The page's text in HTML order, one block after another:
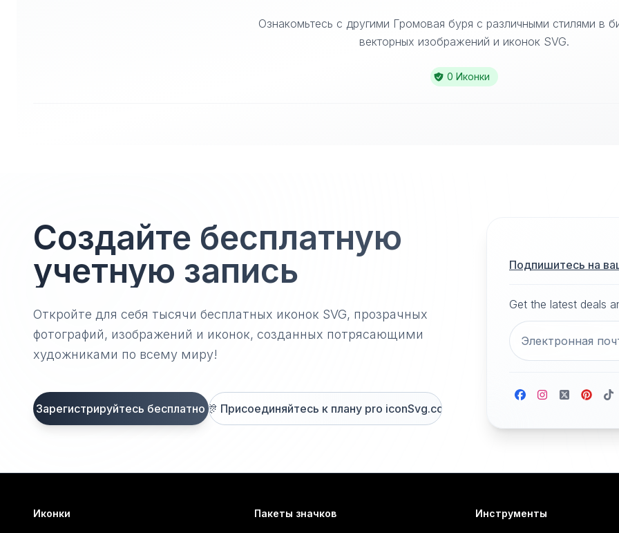
Ознакомьтесь с другими Громовая буря с различными стилями в
векторных изображений и иконок SVG.
0 Иконки
Создайте бесплатную
учетную запись
Откройте для себя тысячи бесплатных иконок SVG, прозрачных
фотографий, изображений и иконок, созданных потрясающими
художниками по всему миру!
Зарегистрируйтесь бесплатно 🎊 Присоединяйтесь к плану pro iconSvg.co
Подпишитесь на
Get the latest deals
Иконки Пакеты значков Инструменты